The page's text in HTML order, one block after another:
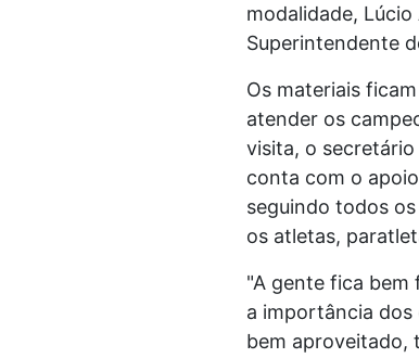
modalidade,
Superintendente
Os materiais
atender os
visita, o
conta com o
seguindo todos
os atletas,
"A gente fica bem
a importância dos
bem aproveitado,